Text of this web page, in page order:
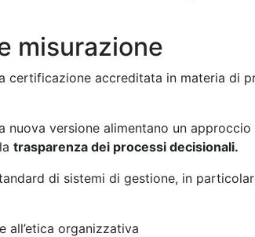
misurazione
certificazione accreditata in materia di
versione alimentano un
trasparenza dei processi decisionali.
di sistemi di gestione, in
all’etica organizzativa